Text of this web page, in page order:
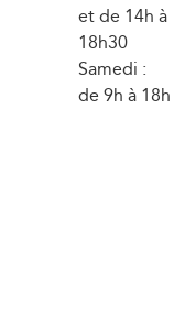
et de 14h à
18h30
Samedi :
de 9h à 18h